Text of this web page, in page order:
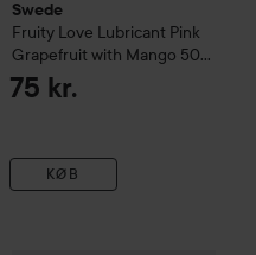
Swede
Fruity Love Lubricant Pink
Grapefruit with Mango 50
ml
75 kr.
KØB